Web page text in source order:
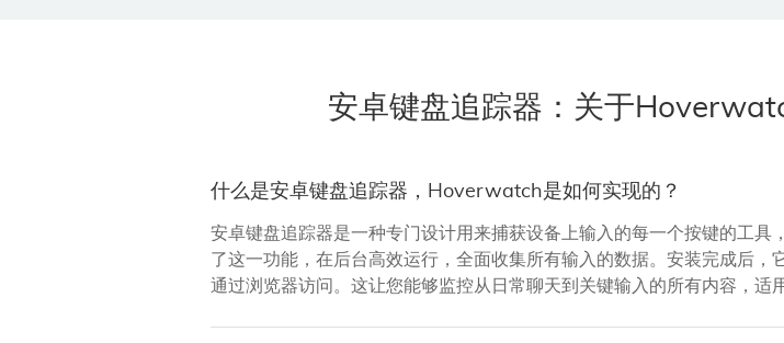
安卓键盘追踪器：关于
什么是安卓键盘追踪器，Hoverwatch是如何实现的？
安卓键盘追踪器是一种专门设计用来捕获设备上输入的每一个按键的工
了这一功能，在后台高效运行，全面收集所有输入的数据。安装完成后
通过浏览器访问。这让您能够监控从日常聊天到关键输入的所有内容，适